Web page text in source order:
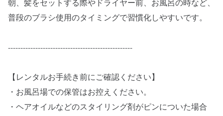
朝、髪をセットする際やドライヤー前、お風呂の時など、
普段のブラシ使用のタイミングで習慣化しやすいです。
--------------------------------------------------
【レンタルお手続き前にご確認ください】
・お風呂場での保管はお控えください。
・ヘアオイルなどのスタイリング剤がピンについた場合